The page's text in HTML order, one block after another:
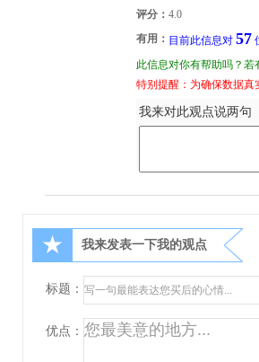
评分： 4.0
有用： 目前此信息对 57
此信息对你有帮助吗？若
特别提醒：为确保数据
我来对此观点说两句
★ 我来发表一下我的观点
标题：
优点：